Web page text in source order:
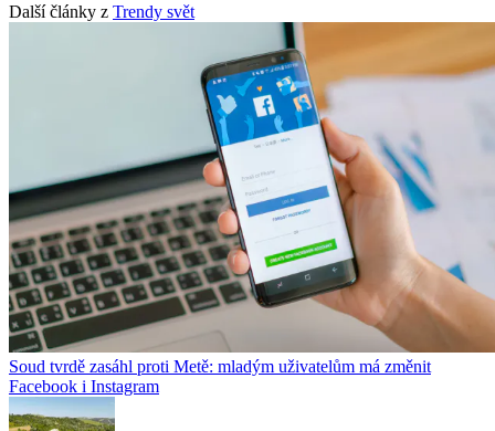
Další články z Trendy svět
Soud tvrdě zasáhl proti Metě: mladým uživatelům má změnit
Facebook i Instagram